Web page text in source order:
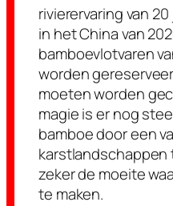
rivierervaring van
in het China van
bamboevlotvaren
worden
moeten worden
magie is er nog
bamboe door een
karstlandschappen
zeker de moeite
te maken.